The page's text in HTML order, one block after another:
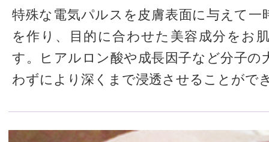
特殊な電気パルスを皮膚表面に与えて一
を作り、目的に合わせた美容成分をお
す。ヒアルロン酸や成長因子など分子の
わずにより深くまで浸透させることがで